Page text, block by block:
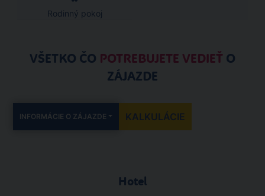
Rodinný pokoj
VŠETKO ČO POTREBUJETE VEDIEŤ O
ZÁJAZDE
INFORMÁCIE O ZÁJAZDE KALKULÁCIE
Hotel